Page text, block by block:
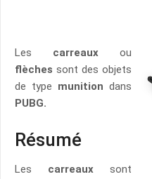
Les carreaux ou
flèches sont des objets
de type munition dans
PUBG.
Résumé
Les carreaux sont